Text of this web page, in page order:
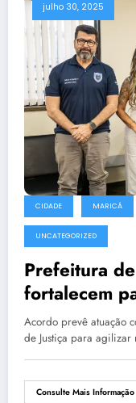
julho 30, 2025
CIDADE MARICÁ
UNCATEGORIZED
Prefeitura
fortalecem parceria no combate à
violência
Acordo prevê atuação
de Justiça para
Consulte Mais Informação